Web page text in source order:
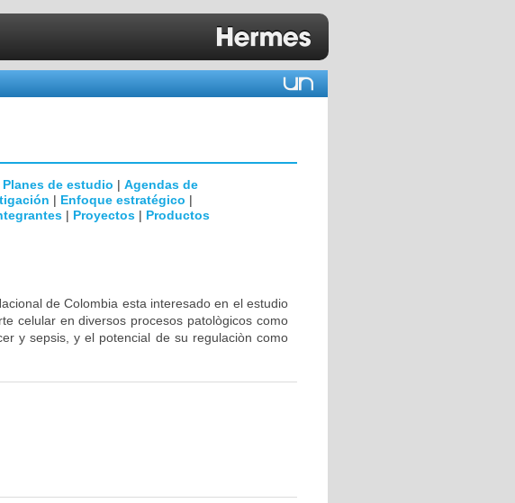
Planes de estudio | Agendas de
| Enfoque estratégico |
| Proyectos | Productos
de Colombia esta interesado en el estudio
celular en diversos procesos patològicos como
y sepsis, y el potencial de su regulaciòn como